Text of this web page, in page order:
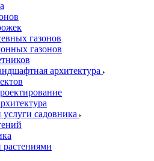
газонов
газонов
архитектура
садовника
растениями